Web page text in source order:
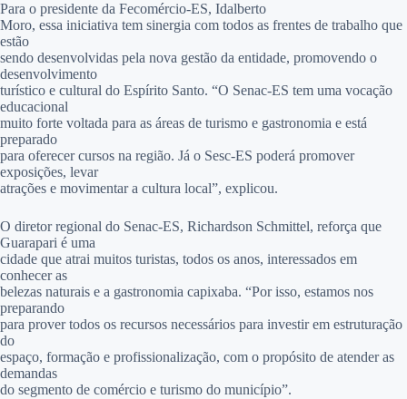
Para o presidente da Fecomércio-ES, Idalberto
Moro, essa iniciativa tem sinergia com todos as frentes de trabalho que
estão
sendo desenvolvidas pela nova gestão da entidade, promovendo o
desenvolvimento
turístico e cultural do Espírito Santo. “O Senac-ES tem uma vocação
educacional
muito forte voltada para as áreas de turismo e gastronomia e está
preparado
para oferecer cursos na região. Já o Sesc-ES poderá promover
exposições, levar
atrações e movimentar a cultura local”, explicou.
O diretor regional do Senac-ES, Richardson Schmittel, reforça que
Guarapari é uma
cidade que atrai muitos turistas, todos os anos, interessados em
conhecer as
belezas naturais e a gastronomia capixaba. “Por isso, estamos nos
preparando
para prover todos os recursos necessários para investir em estruturação
do
espaço, formação e profissionalização, com o propósito de atender as
demandas
do segmento de comércio e turismo do município”.